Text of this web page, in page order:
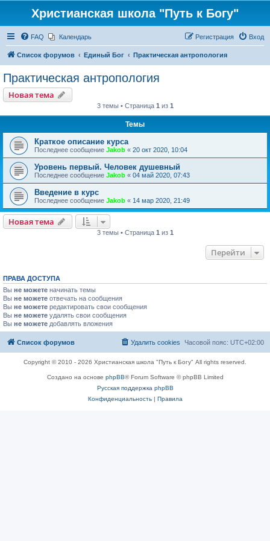
Христианская школа "Путь к Богу"
FAQ Календарь Вход
Регистрация
Список форумов Единый Бог Практическая антропология
Практическая антропология
Новая тема
3 темы • Страница 1 из 1
Темы
Краткое описание курса
Последнее сообщение Jakob « 20 окт 2020, 10:04
Уровень первый. Человек душевный
Последнее сообщение Jakob « 04 май 2020, 07:43
Введение в курс
Последнее сообщение Jakob « 14 мар 2020, 21:49
Новая тема
3 темы • Страница 1 из 1
Перейти
ПРАВА ДОСТУПА
Вы не можете начинать темы
Вы не можете отвечать на сообщения
Вы не можете редактировать свои сообщения
Вы не можете удалять свои сообщения
Вы не можете добавлять вложения
Список форумов Часовой пояс: UTC+02:00
Удалить cookies
Copyright © 2010 - 2026 Христианская школа "Путь к Богу" All rights reserved.
Создано на основе phpBB® Forum Software © phpBB Limited
Русская поддержка phpBB
Конфиденциальность| Правила